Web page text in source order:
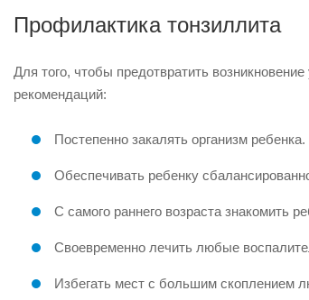
Профилактика тонзиллита
Для того, чтобы предотвратить
рекомендаций:
Постепенно закалять организм ребенка.
Обеспечивать ребенку
С самого раннего возраста знакомить
Своевременно лечить любые
Избегать мест с большим скоплением